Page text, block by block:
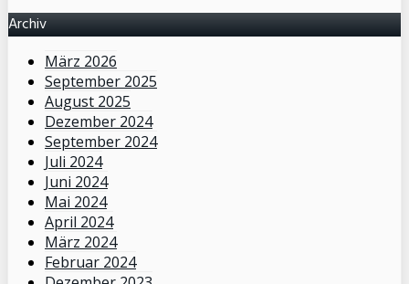
Archiv
März 2026
September 2025
August 2025
Dezember 2024
September 2024
Juli 2024
Juni 2024
Mai 2024
April 2024
März 2024
Februar 2024